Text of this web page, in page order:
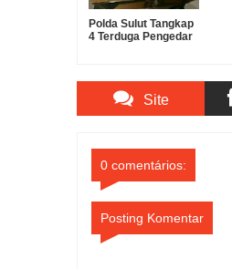
Polda Sulut Tangkap
4 Terduga Pengedar
Site
0 comentários:
Posting Komentar